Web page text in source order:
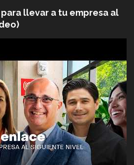
llevar a tu empresa al